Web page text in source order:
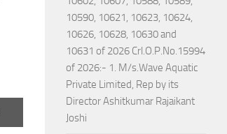
10590, 10621, 10623, 10624,
10626, 10628, 10630 and
10631 of 2026 Crl.O.P.No.15994
of 2026:- 1. M/s.Wave Aquatic
Private Limited, Rep by its
Director Ashitkumar Rajaikant
Joshi